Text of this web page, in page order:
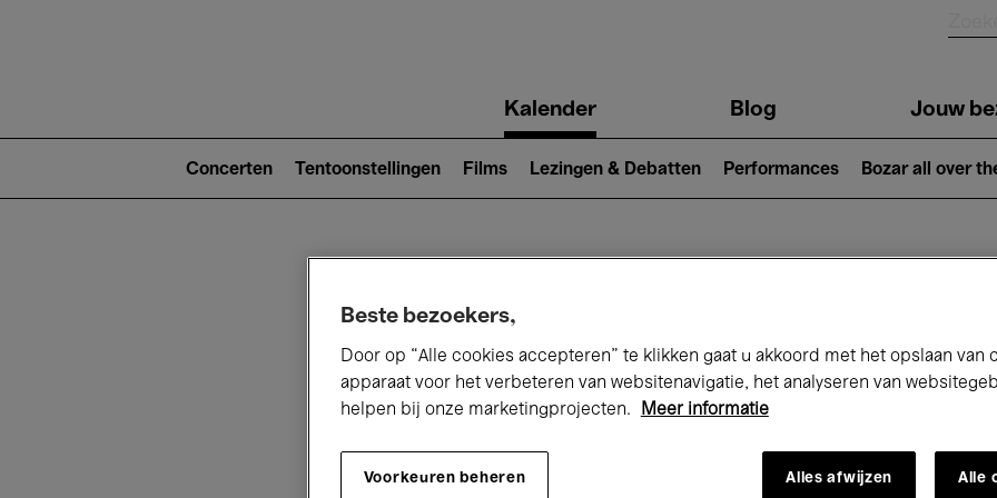
navigationKalender Blog Jouw
2)
Concerten Tentoonstellingen Films Lezingen & Debatten Performances Bozar all over
Vandaag Komende 7 dagen
Zaterdag 01 - Maandag 31 Augustus
Beste bezoekers,
Door op “Alle cookies accepteren” te klikken gaat u akkoord met het opslaan van
apparaat voor het verbeteren van websitenavigatie, het analyseren van
helpen bij onze marketingprojecten.
Meer informatie
Voorkeuren beheren Alles afwijzen Alle